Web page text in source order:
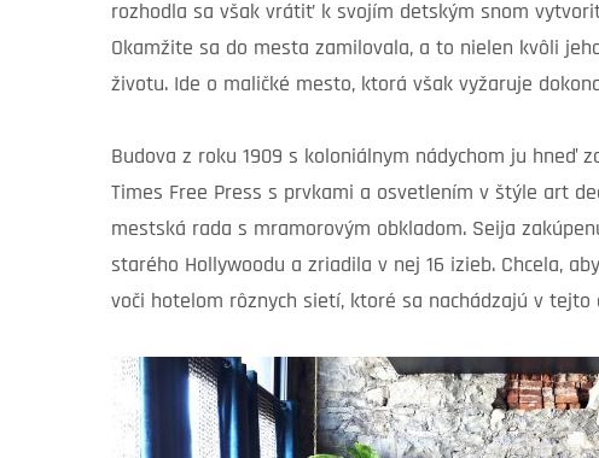
rozhodla sa však vrátiť k svojím detským snom
Okamžite sa do mesta zamilovala, a to nielen kvôli
životu. Ide o maličké mesto, ktorá však vyžaruje
Budova z roku 1909 s koloniálnym nádychom ju hneď
Times Free Press s prvkami a osvetlením v štýle art
mestská rada s mramorovým obkladom. Seija
starého Hollywoodu a zriadila v nej 16 izieb. Chcela,
voči hotelom rôznych sietí, ktoré sa nachádzajú v tejto